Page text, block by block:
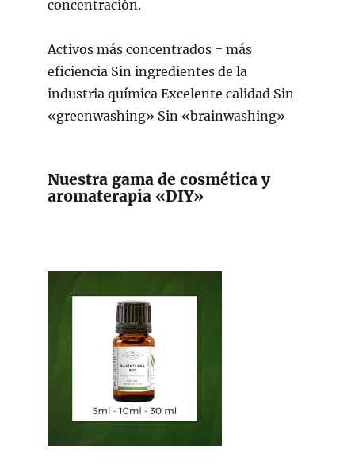
concentración.
Activos más concentrados = más
eficiencia Sin ingredientes de la
industria química Excelente calidad Sin
«greenwashing» Sin «brainwashing»
Nuestra gama de cosmética y
aromaterapia «DIY»